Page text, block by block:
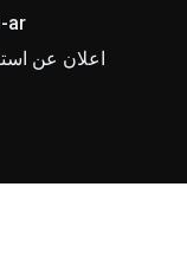
ar
اعلان عن استشارة رقم